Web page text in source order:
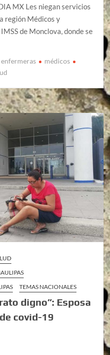
MX Les niegan servicios
región Médicos y
de Monclova, donde se
enfermeras
médicos
TEMAS NACIONALES
digno”: Esposa
covid-19